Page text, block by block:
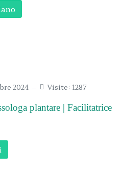
2024 Visite: 1287
plantare | Facilitatrice